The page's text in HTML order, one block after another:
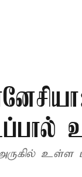
உள்ள